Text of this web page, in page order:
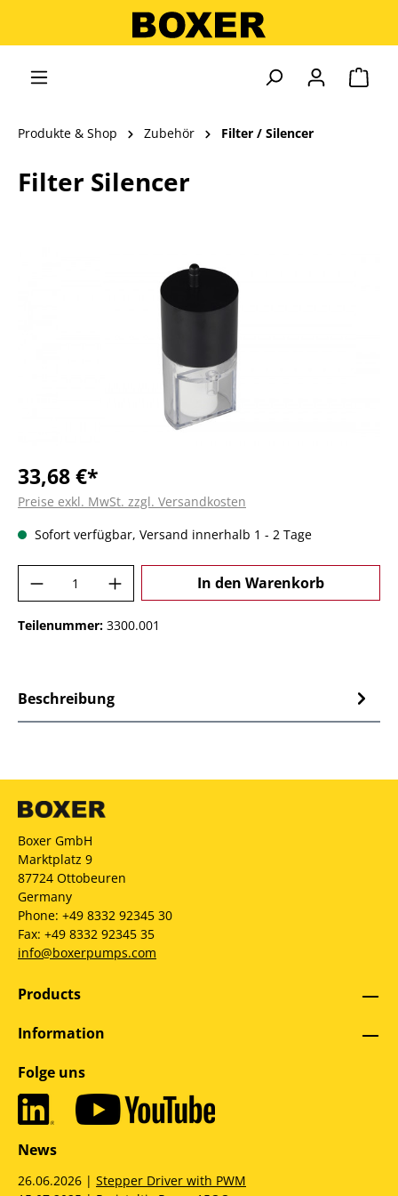
Produkte & Shop Zubehör Filter / Silencer
Filter Silencer
33,68 €*
Preise exkl. MwSt. zzgl. Versandkosten
Sofort verfügbar, Versand innerhalb 1 - 2 Tage
Produkt Anzahl: Gib den gewünschten
In den Warenkorb
Teilenummer: 3300.001
Beschreibung
Boxer GmbH
Marktplatz 9
87724 Ottobeuren
Germany
Phone: +49 8332 92345 30
Fax: +49 8332 92345 35
info@boxerpumps.com
Products
Information
Folge uns
News
26.06.2026 | Stepper Driver with PWM